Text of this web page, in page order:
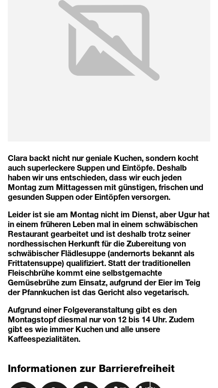
Clara backt nicht nur geniale Kuchen, sondern kocht
auch superleckere Suppen und Eintöpfe. Deshalb
haben wir uns entschieden, dass wir euch jeden
Montag zum Mittagessen mit günstigen, frischen und
gesunden Suppen oder Eintöpfen versorgen.
Leider ist sie am Montag nicht im Dienst, aber Ugur hat
in einem früheren Leben mal in einem schwäbischen
Restaurant gearbeitet und ist deshalb trotz seiner
nordhessischen Herkunft für die Zubereitung von
schwäbischer Flädlesuppe (andernorts bekannt als
Frittatensuppe) qualifiziert. Statt der traditionellen
Fleischbrühe kommt eine selbstgemachte
Gemüsebrühe zum Einsatz, aufgrund der Eier im Teig
der Pfannkuchen ist das Gericht also vegetarisch.
Aufgrund einer Folgeveranstaltung gibt es den
Montagstopf diesmal nur von 12 bis 14 Uhr. Zudem
gibt es wie immer Kuchen und alle unsere
Kaffeespezialitäten.
Informationen zur Barrierefreiheit